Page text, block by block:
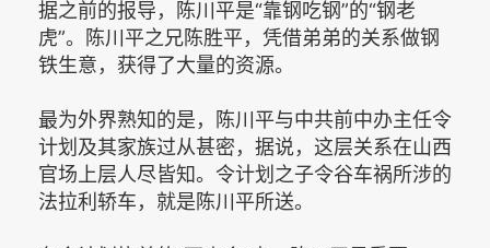
据之前的报导，陈川平是“靠钢吃钢”的“钢老
虎”。陈川平之兄陈胜平，凭借弟弟的关系做钢
铁生意，获得了大量的资源。
最为外界熟知的是，陈川平与中共前中办主任令
计划及其家族过从甚密，据说，这层关系在山西
官场上层人尽皆知。令计划之子令谷车祸所涉的
法拉利轿车，就是陈川平所送。